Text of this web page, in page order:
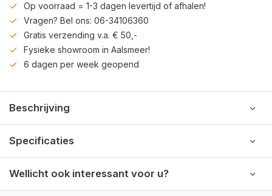
Op voorraad = 1-3 dagen levertijd of afhalen!
Vragen? Bel ons: 06-34106360
Gratis verzending v.a. € 50,-
Fysieke showroom in Aalsmeer!
6 dagen per week geopend
Beschrijving
Specificaties
Wellicht ook interessant voor u?